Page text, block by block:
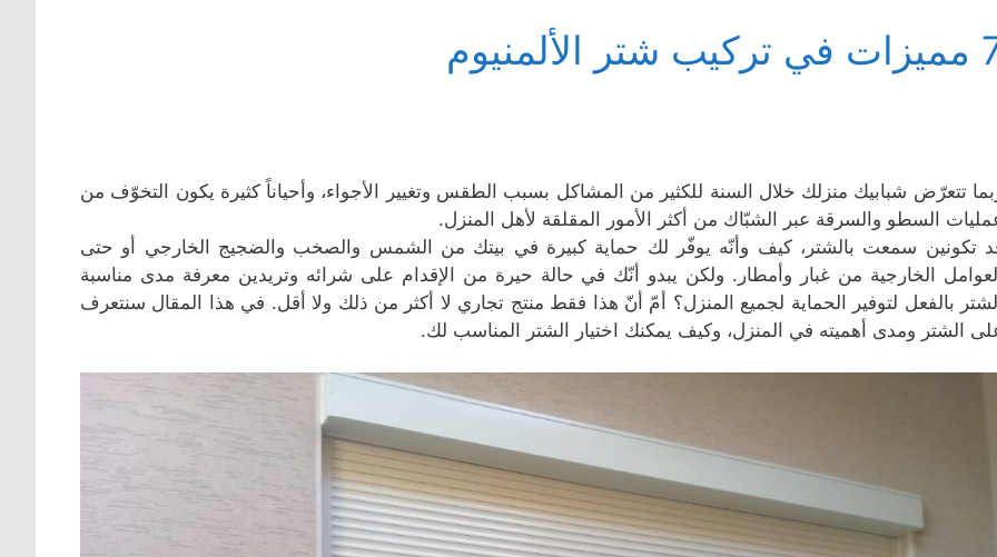
الألمنيوم
تتعرّض شبابيك منزلك خلال السنة للكثير من المشاكل بسبب الطقس وتغيير الأجواء، وأحياناً كثيرة يكون التخوّف من
السطو والسرقة عبر الشبّاك من أكثر الأمور المقلقة لأهل المنزل.
تكونين سمعت بالشتر، كيف وأنّه يوفّر لك حماية كبيرة في بيتك من الشمس والصخب والضجيج الخارجي أو حتى
الخارجية من غبار وأمطار. ولكن يبدو أنّك في حالة حيرة من الإقدام على شرائه وتريدين معرفة مدى مناسبة
بالفعل لتوفير الحماية لجميع المنزل؟ أمّ أنّ هذا فقط منتج تجاري لا أكثر من ذلك ولا أقل. في هذا المقال سنتعرف
الشتر ومدى أهميته في المنزل، وكيف يمكنك اختيار الشتر المناسب لك.